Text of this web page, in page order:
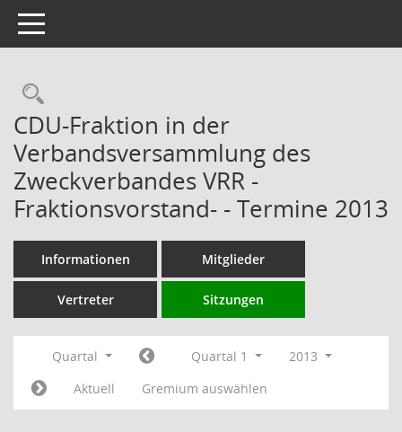
Toggle navigation
Rechercheauswahl
CDU-Fraktion in der
Verbandsversammlung des
Zweckverbandes VRR -
Fraktionsvorstand- - Termine 2013
Informationen Mitglieder
Vertreter Sitzungen
Quartal Quartal 1
2013
Aktuell
Gremium auswählen